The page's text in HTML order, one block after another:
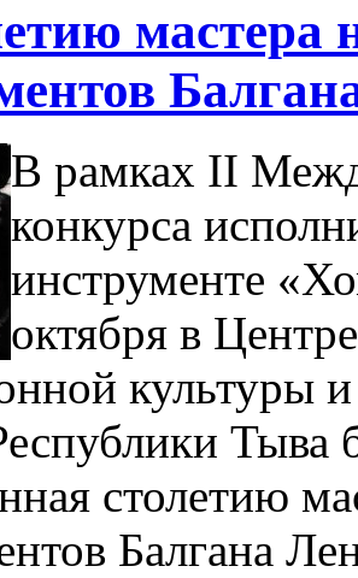
мастера
В рамках II
конкурса
инструменте
октября в
культуры
Тыва
столетию
Балгана